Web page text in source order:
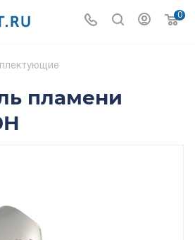
0
пламени